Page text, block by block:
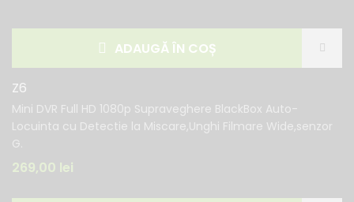
ADAUGĂ ÎN COȘ
Z6
Mini DVR Full HD 1080p Supraveghere BlackBox Auto-
Locuinta cu Detectie la Miscare,Unghi Filmare Wide,senzor
G.
269,00 lei